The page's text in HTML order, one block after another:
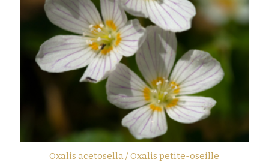
Oxalis acetosella / Oxalis petite-oseille